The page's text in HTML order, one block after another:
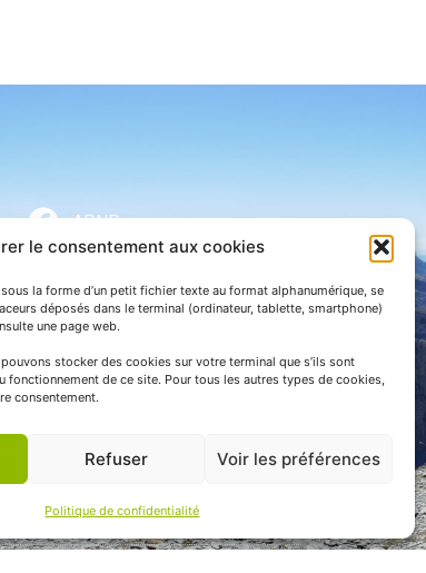
le consentement aux cookies
la forme d’un petit fichier texte au format alphanumérique, se
déposés dans le terminal (ordinateur, tablette, smartphone)
une page web.
stocker des cookies sur votre terminal que s’ils sont
fonctionnement de ce site. Pour tous les autres types de cookies,
consentement.
Refuser Voir les préférences
Politique de confidentialité
APNP
Parc national des Pyrénées